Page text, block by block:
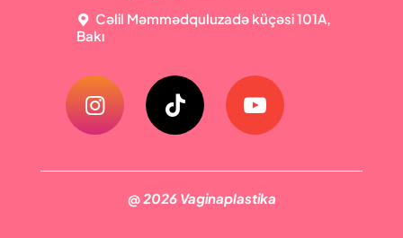
Cəlil Məmmədquluzadə küçəsi 101A,
Bakı
@ 2026 Vaginaplastika